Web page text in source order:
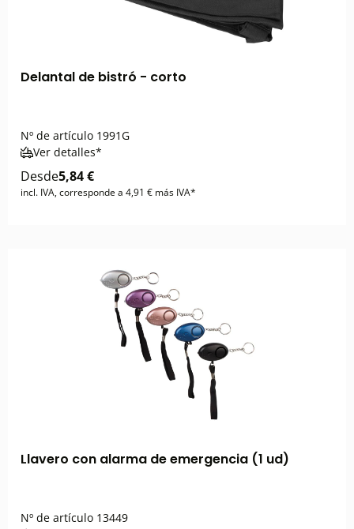
Delantal de bistró - corto
Nº de artículo 1991G
Ver detalles*
Desde5,84 €
incl. IVA, corresponde a 4,91 € más IVA*
Llavero con alarma de emergencia (1 ud)
Nº de artículo 13449